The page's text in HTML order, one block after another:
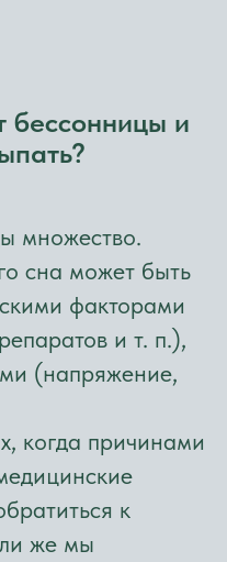
бессонницы и
множество.
сна может быть
факторами
и т. п.),
(напряжение,
когда причинами
к
же мы